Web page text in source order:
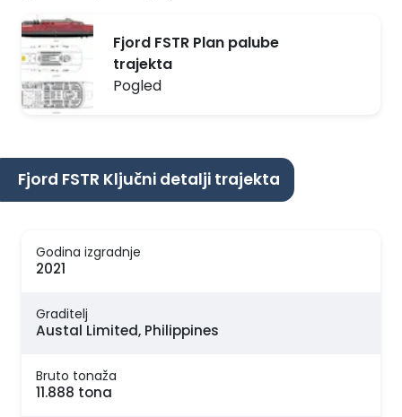
Fjord FSTR Plan palube
trajekta
Pogled
Fjord FSTR Ključni detalji trajekta
Godina izgradnje
2021
Graditelj
Austal Limited, Philippines
Bruto tonaža
11.888 tona